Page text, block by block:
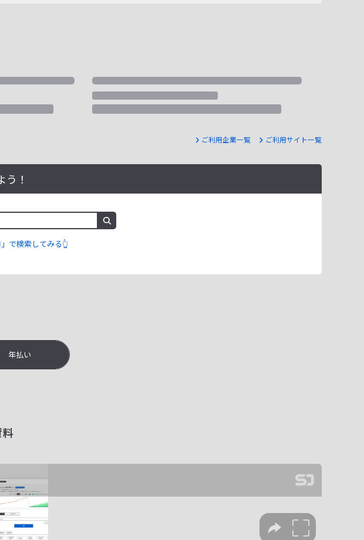
ご利用企業一覧 ご利用サイト一覧
う！
で検索してみる👆
年払い